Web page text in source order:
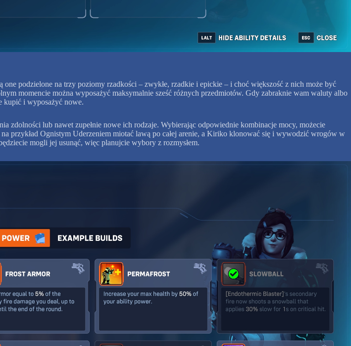
podzielone na trzy poziomy rzadkości – zwykłe, rzadkie i epickie – i choć większość z nich może być
momencie można wyposażyć maksymalnie sześć różnych przedmiotów. Gdy zabraknie wam waluty albo
kupić i wyposażyć nowe.
zdolności lub nawet zupełnie nowe ich rodzaje. Wybierając odpowiednie kombinacje mocy, możecie
przykład Ognistym Uderzeniem miotać lawą po całej arenie, a Kiriko klonować się i wywodzić wrogów w
mogli jej usunąć, więc planujcie wybory z rozmysłem.